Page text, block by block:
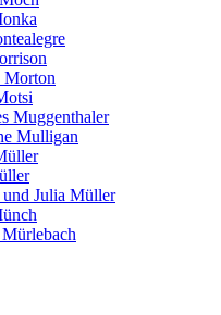
Morton
Muggenthaler
Mulligan
Julia Müller